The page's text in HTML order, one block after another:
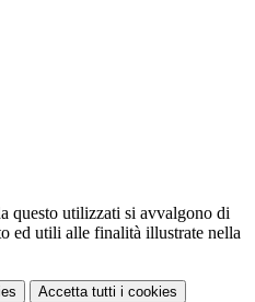
questo utilizzati si avvalgono di
ed utili alle finalità illustrate nella
Accetta tutti i cookies